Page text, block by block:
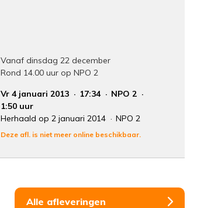
Vanaf dinsdag 22 december
Rond 14.00 uur op NPO 2
Vr 4 januari 2013
17:34
NPO 2
1:50 uur
Herhaald op 2 januari 2014
NPO 2
Deze afl. is niet meer online beschikbaar.
Alle afleveringen